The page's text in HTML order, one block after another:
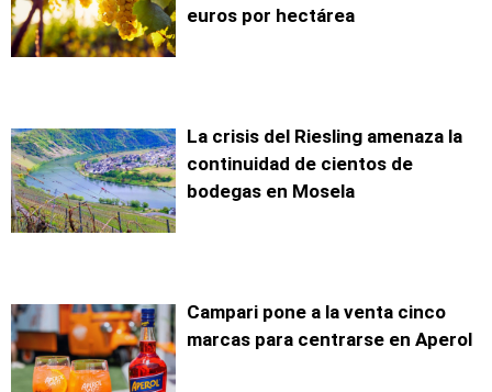
euros por hectárea
La crisis del Riesling amenaza la
continuidad de cientos de
bodegas en Mosela
Campari pone a la venta cinco
marcas para centrarse en Aperol